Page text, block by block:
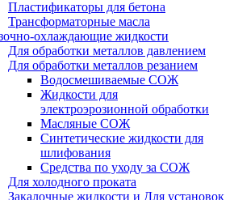
Пластификаторы для бетона
Трансформаторные масла
охлаждающие жидкости
Для обработки металлов давлением
Для обработки металлов резанием
Водосмешиваемые СОЖ
Жидкости для
электроэрозионной обработки
Масляные СОЖ
Синтетические жидкости для
шлифования
Средства по уходу за СОЖ
Для холодного проката
Закалочные жидкости и Для установок